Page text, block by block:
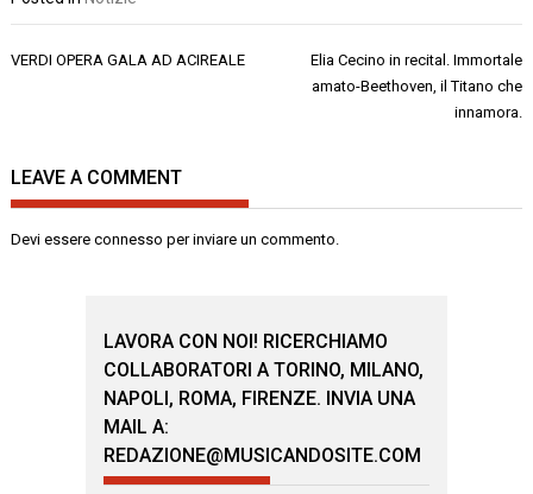
Navigazione
VERDI OPERA GALA AD ACIREALE
Elia Cecino in recital. Immortale
amato-Beethoven, il Titano che
innamora.
LEAVE A COMMENT
Devi essereconnesso per inviare un commento.
LAVORA CON NOI! RICERCHIAMO
COLLABORATORI A TORINO, MILANO,
NAPOLI, ROMA, FIRENZE. INVIA UNA
MAIL A:
REDAZIONE@MUSICANDOSITE.COM